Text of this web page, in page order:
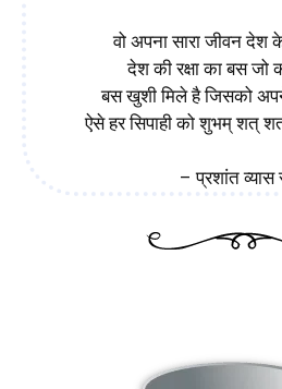
वो अपना सारा जीवन देश
देश की रक्षा का बस जो
बस खुशी मिले है जिसको
ऐसे हर सिपाही को शुभम् शत्
– प्रशांत व्यास